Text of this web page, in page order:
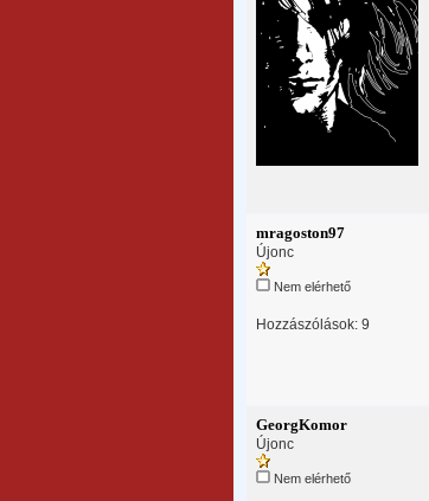
mragoston97
Újonc
Nem elérhető
Hozzászólások: 9
GeorgKomor
Újonc
Nem elérhető